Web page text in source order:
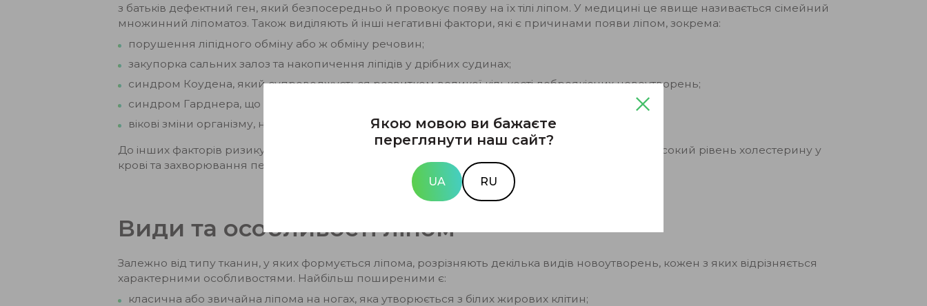
з батьків дефектний ген, який безпосередньо й провокує появу на їх тілі ліпом. У медицині це явище називається сімейний
множинний ліпоматоз. Також виділяють й інші негативні фактори, які є причинами появи ліпом, зокрема:
порушення ліпідного обміну або ж обміну речовин;
закупорка сальних залоз та накопичення ліпідів у дрібних судинах;
синдром Коудена, який супроводжується розвитком великої кількості доброякісних новоутворень;
синдром Гарднера, що проявляється розвитком новоутворень шкіри;
вікові зміни організму, найчастіше ліпоми виникають у людей віком від 40 до 60 років.
До інших факторів ризику появи жировиків відносять: надмірне ожиріння, цукровий діабет, високий рівень холестерину у
крові та захворювання печінки.
Види та особливості ліпом
Залежно від типу тканин, у яких формується ліпома, розрізняють декілька видів новоутворень, кожен з яких відрізняється
характерними особливостями. Найбільш поширеними є:
класична або звичайна ліпома на ногах, яка утворюється з білих жирових клітин;
Якою мовою ви бажаєте
переглянути наш сайт?
UA RU